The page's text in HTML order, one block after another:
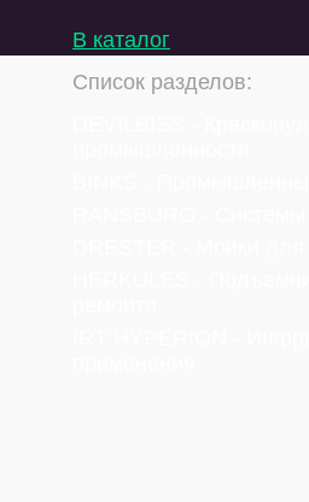
В каталог
Список разделов: